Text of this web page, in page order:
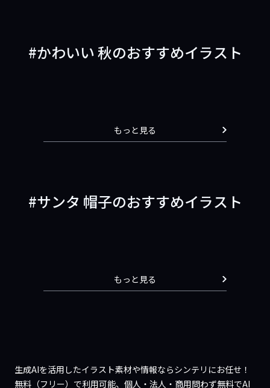
かわいい 秋のおすすめイラスト
もっと見る
サンタ 帽子のおすすめイラスト
もっと見る
生成AIを活用したイラスト素材や情報ならシンテリにお任せ！
無料（フリー）で利用可能、個人・法人・商用問わず無料でAI